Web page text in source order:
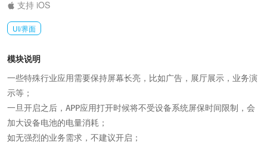
支持 iOS
UI/界面
模块说明
一些特殊行业应用需要保持屏幕长亮，比如广告，展厅展示，业务演
示等；
一旦开启之后，APP应用打开时候将不受设备系统屏保时间限制，会
加大设备电池的电量消耗；
如无强烈的业务需求，不建议开启；